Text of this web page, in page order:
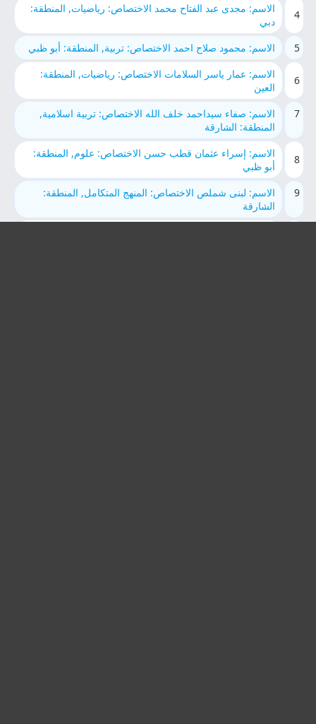
4
الاسم: مجدى عبد الفتاح محمد الاختصاص: رياضيات, المنطقة:
دبي
5
الاسم: محمود صلاح احمد الاختصاص: تربية, المنطقة: أبو ظبي
6
الاسم: عمار ياسر السلامات الاختصاص: رياضيات, المنطقة:
العين
7
الاسم: صفاء سيداحمد خلف الله الاختصاص: تربية اسلامية,
المنطقة: الشارقة
8
الاسم: إسراء عثمان قطب حسن الاختصاص: علوم, المنطقة:
أبو ظبي
9
الاسم: لبنى شملص الاختصاص: المنهج المتكامل, المنطقة:
الشارقة